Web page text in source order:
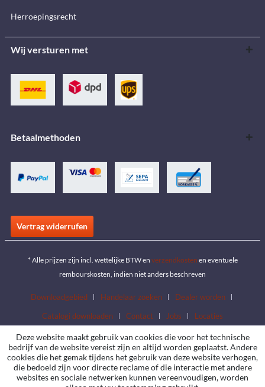
Herroepingsrecht
Wij versturen met
Betaalmethoden
Vertrag widerrufen
* Alle prijzen zijn incl. wettelijke BTW en verzendkosten en eventuele
rembourskosten, indien niet anders beschreven
Downloadgebied Handelaar zoeken
Dealer worden
Catalogi downloaden
Contact Jobs Locaties
Deze website maakt gebruik van cookies die voor het technische
bedrijf van de website vereist zijn en altijd worden geplaatst. Andere
cookies die het gemak tijdens het gebruik van deze website verhogen,
die bedoeld zijn voor directe reclame of die interactie met andere
websites en sociale netwerken kunnen vereenvoudigen, worden